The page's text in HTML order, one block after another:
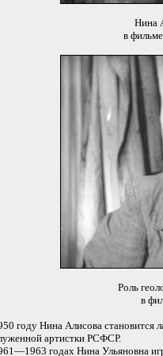
Нина
в
Роль
в
году Нина Алисова становится
артистки РСФСР.
годах Нина Ульяновна